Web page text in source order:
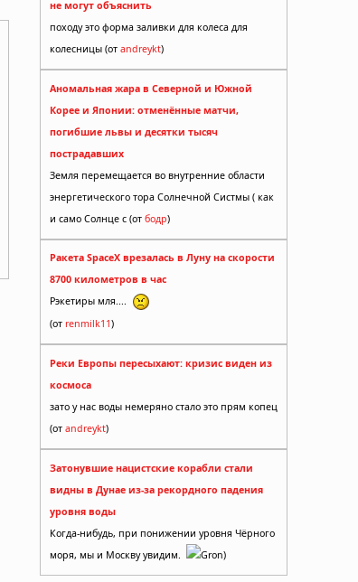
не могут объяснить
походу это форма заливки для колеса для
колесницы (от andreykt)
Аномальная жара в Северной и Южной
Корее и Японии: отменённые матчи,
погибшие львы и десятки тысяч
пострадавших
Земля перемещается во внутренние области
энергетического тора Солнечной Систмы ( как
и само Солнце с (от бодр)
Ракета SpaceX врезалась в Луну на скорости
8700 километров в час
Рэкетиры мля....
(от renmilk11)
Реки Европы пересыхают: кризис виден из
космоса
зато у нас воды немеряно стало это прям копец
(от andreykt)
Затонувшие нацистские корабли стали
видны в Дунае из-за рекордного падения
уровня воды
Когда-нибудь, при понижении уровня Чёрного
моря, мы и Москву увидим.
Gron)